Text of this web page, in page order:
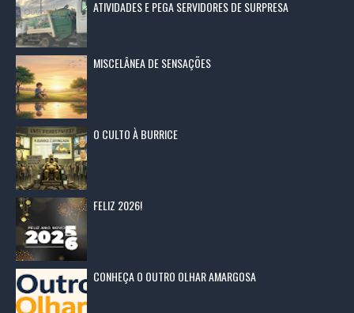
ATIVIDADES E PEGA SERVIDORES DE SURPRESA
MISCELÂNEA DE SENSAÇÕES
O CULTO À BURRICE
FELIZ 2026!
CONHEÇA O OUTRO OLHAR AMARGOSA